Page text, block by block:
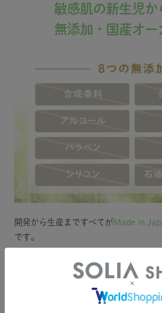
敏感肌の新生児か
無添加・国産オー
開発から生産まですべてがMade in
です。
POINT 4
みずみずしく肌